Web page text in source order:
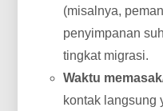
(misalnya,
penyimpanan
tingkat migrasi.
Waktu
kontak langsung